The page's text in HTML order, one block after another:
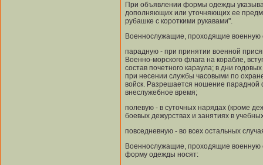
При объявлении формы одежды
дополняющих или уточняющих ее
рубашке с короткими рукавами".
Военнослужащие, проходящие военную
парадную - при принятии военной
Военно-морского флага на корабле,
состав почетного караула; в дни
при несении службы часовыми по
войск. Разрешается ношение
внеслужебное время;
полевую - в суточных нарядах (кроме
боевых дежурствах и занятиях в
повседневную - во всех остальных
Военнослужащие, проходящие военную
форму одежды носят: